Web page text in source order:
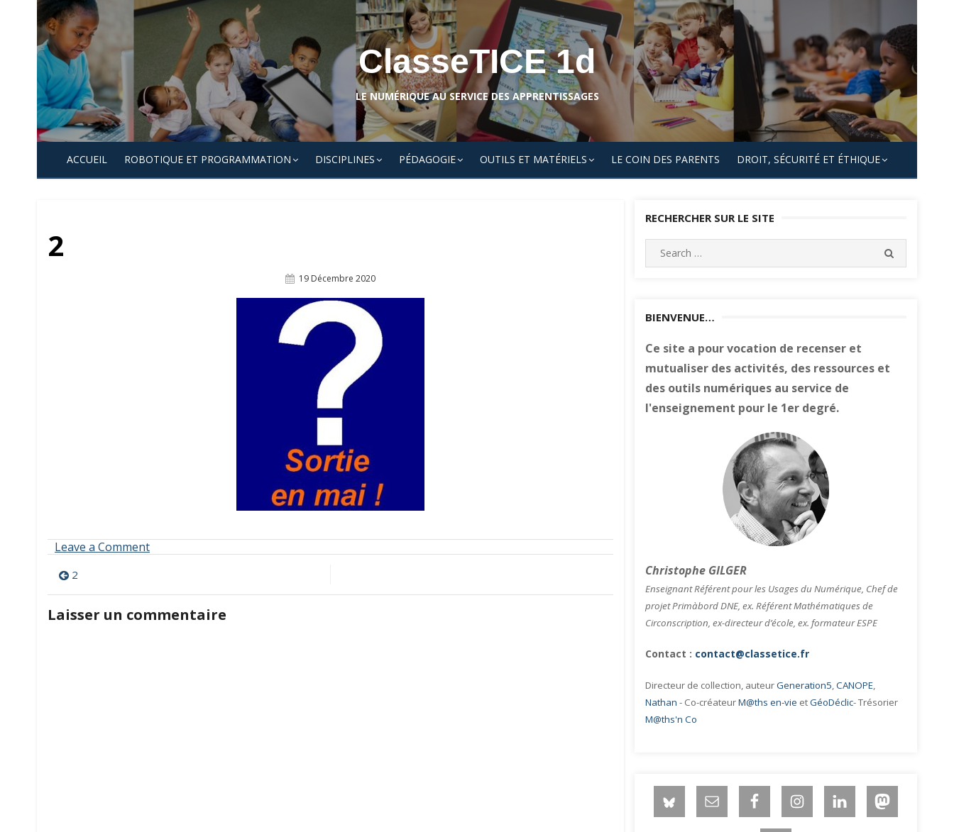
Skip
to
content
ClasseTICE 1d
LE NUMÉRIQUE AU SERVICE DES APPRENTISSAGES
ACCUEIL ROBOTIQUE ET PROGRAMMATION DISCIPLINES PÉDAGOGIE OUTILS ET MATÉRIELS LE COIN DES PARENTS DROIT, SÉCURITÉ ET ÉTHIQUE
2
Posted
19 Décembre 2020
Leave a Commenton
Navigation
de
l’article
2
Laisser un commentaire
RECHERCHER SUR LE SITE
Search
for:
BIENVENUE…
Ce site a pour vocation de recenser et
mutualiser des activités, des ressources et
des outils numériques au service de
l'enseignement pour le 1er degré.
Christophe GILGER
Enseignant Référent pour les Usages du Numérique, Chef de
projet Primàbord DNE, ex. Référent Mathématiques de
Circonscription, ex-directeur d’école, ex. formateur ESPE
Contact : contact@classetice.fr
Directeur de collection, auteurGeneration5,CANOPE,
Nathan - Co-créateurM@ths en-vie etGéoDéclic- Trésorier
M@ths'n Co